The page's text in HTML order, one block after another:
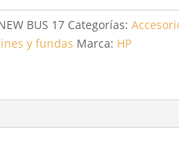
BUS 17 Categorías:
y fundas Marca: HP